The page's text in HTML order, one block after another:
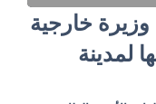
خارجية
لمدينة